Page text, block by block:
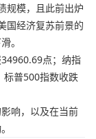
模，且此前出炉
国经济复苏前景的
。
点；纳指
标普500指数收跌
响，以及在当前